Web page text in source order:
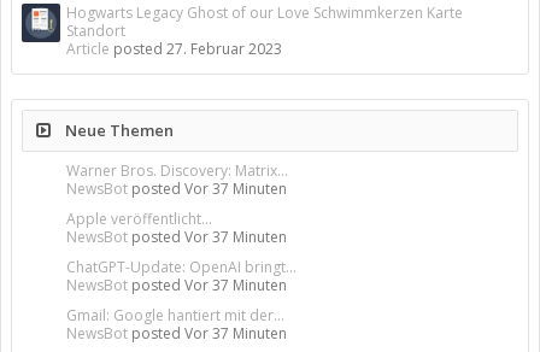
Hogwarts Legacy Ghost of our Love Schwimmkerzen Karte
Standort
Article posted 27. Februar 2023
Neue Themen
Warner Bros. Discovery: Matrix...
NewsBot posted Vor 37 Minuten
Apple veröffentlicht...
NewsBot posted Vor 37 Minuten
ChatGPT-Update: OpenAI bringt...
NewsBot posted Vor 37 Minuten
Gmail: Google hantiert mit der...
NewsBot posted Vor 37 Minuten